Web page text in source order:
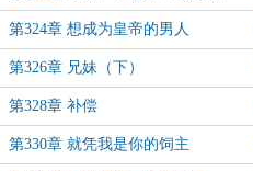
了你？
第324章 想成为皇帝的男人
第326章 兄妹（下）
第328章 补偿
第330章 就凭我是你的饲主